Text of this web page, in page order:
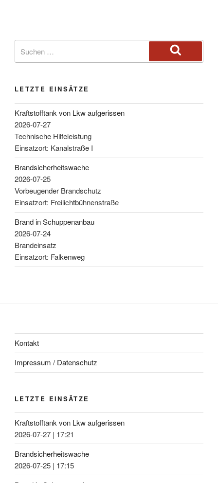
LETZTE EINSÄTZE
Kraftstofftank von Lkw aufgerissen
2026-07-27
Technische Hilfeleistung
Einsatzort: Kanalstraße I
Brandsicherheitswache
2026-07-25
Vorbeugender Brandschutz
Einsatzort: Freilichtbühnenstraße
Brand in Schuppenanbau
2026-07-24
Brandeinsatz
Einsatzort: Falkenweg
Kontakt
Impressum / Datenschutz
LETZTE EINSÄTZE
Kraftstofftank von Lkw aufgerissen
2026-07-27 | 17:21
Brandsicherheitswache
2026-07-25 | 17:15